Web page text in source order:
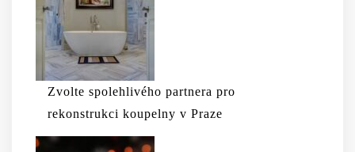
Zvolte spolehlivého partnera pro
rekonstrukci koupelny v Praze